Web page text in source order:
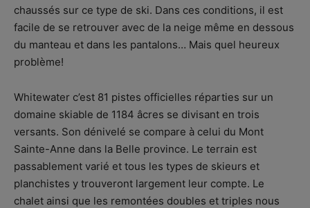
chaussés sur ce type de ski. Dans ces conditions, il est
facile de se retrouver avec de la neige même en dessous
du manteau et dans les pantalons… Mais quel heureux
problème!
Whitewater c’est 81 pistes officielles réparties sur un
domaine skiable de 1184 âcres se divisant en trois
versants. Son dénivelé se compare à celui du Mont
Sainte-Anne dans la Belle province. Le terrain est
passablement varié et tous les types de skieurs et
planchistes y trouveront largement leur compte. Le
chalet ainsi que les remontées doubles et triples nous